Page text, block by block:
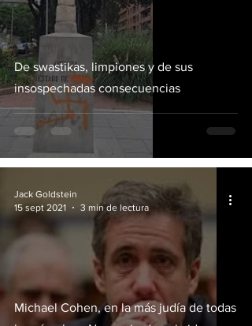
De swastikas, limpiones y de sus
insospechadas consecuencias
Michael Cohen, en la más judía de todas
Jack Goldstein
15 sept 2021
3 min de lectura